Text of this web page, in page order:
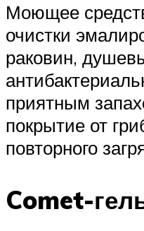
Моющее
очистки
раковин,
приятным
покрытие от
повторного
Comet-